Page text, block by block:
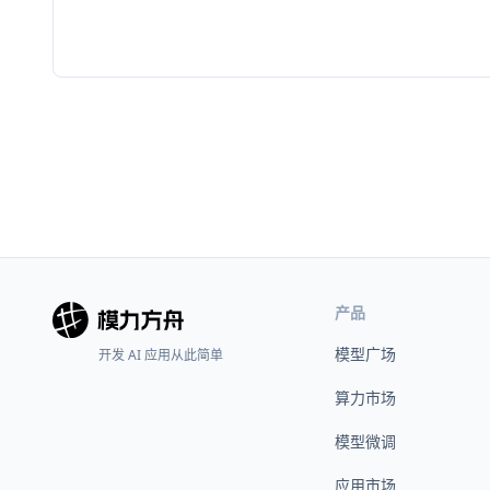
开发 AI 应用从此简单
产品
模型广场
算力市场
模型微调
应用市场